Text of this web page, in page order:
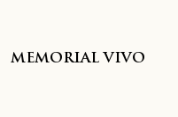
MEMORIAL VIVO